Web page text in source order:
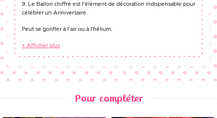
9. Le Ballon chiffre est l'élément de décoration indispensable pour
célébrer un Anniversaire.
Peut se gonfler à l'air ou à l’hélium.
+ Afficher plus
Pour compléter